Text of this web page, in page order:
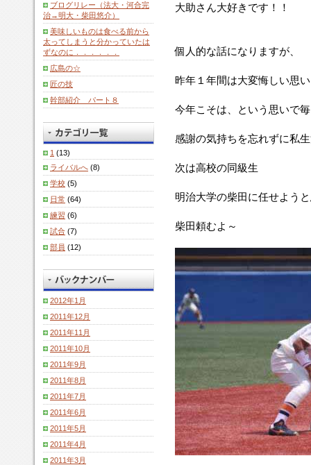
大助さん大好きです！！
個人的な話になりますが、
昨年１年間は大変悔しい思
今年こそは、という思いで
感謝の気持ちを忘れずに私
次は高校の同級生
明治大学の柴田に任せよう
柴田頼むよ～
ブログリレー（法大・河合完
治→明大・柴田悠介）
美味しいものは食べる前から
太ってしまうと分かっていたは
ずなのに．．．．．．
広島の☆
匠の技
幹部紹介 パート８
1 (13)
ライバルへ (8)
学校 (5)
日常 (64)
練習 (6)
試合 (7)
部員 (12)
2012年1月
2011年12月
2011年11月
2011年10月
2011年9月
2011年8月
2011年7月
2011年6月
2011年5月
2011年4月
2011年3月